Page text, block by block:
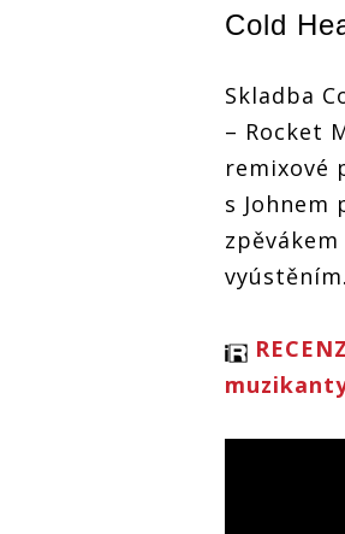
Billie
Maiden
Coldplay
Cold
Skladba
– Rocket
remixové
s Johnem
vyústěním.